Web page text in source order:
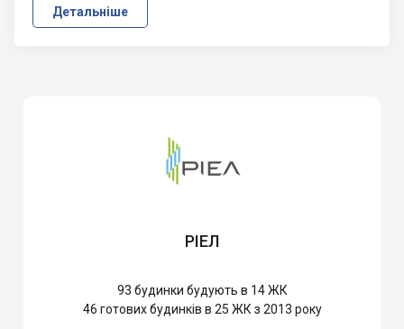
Детальніше
РІЕЛ
93 будинки будують в 14 ЖК
46 готових будинків в 25 ЖК з 2013 року